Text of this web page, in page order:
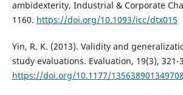
ambidexterity. Industrial & Corporate
1160. https://doi.org/10.1093/icc/dtx015
Yin, R. K. (2013). Validity and
study evaluations. Evaluation, 19(3), 321-
https://doi.org/10.1177/